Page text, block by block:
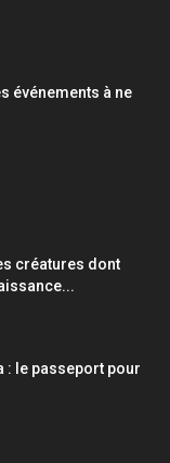
événements à ne
créatures dont
: le passeport pour